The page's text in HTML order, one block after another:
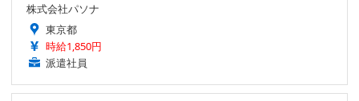
株式会社パソナ
東京都
時給1,850円
派遣社員